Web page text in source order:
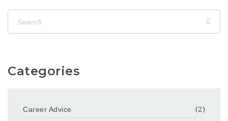
Categories
Career Advice
(2)